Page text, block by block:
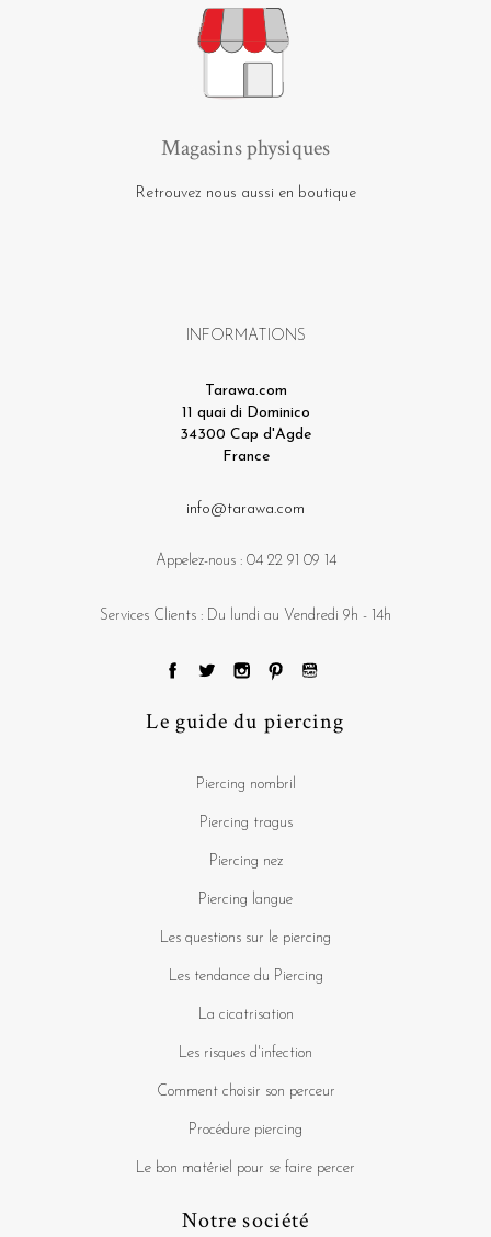
Magasins physiques
Retrouvez nous aussi en boutique
INFORMATIONS
Tarawa.com
11 quai di Dominico
34300 Cap d'Agde
France
info@tarawa.com
Appelez-nous : 04 22 91 09 14
Services Clients : Du lundi au Vendredi 9h - 14h
Le guide du piercing
Piercing nombril
Piercing tragus
Piercing nez
Piercing langue
Les questions sur le piercing
Les tendance du Piercing
La cicatrisation
Les risques d'infection
Comment choisir son perceur
Procédure piercing
Le bon matériel pour se faire percer
Notre société